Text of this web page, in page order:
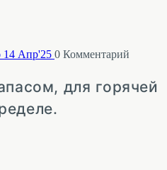
14 Апр'25 0 Комментарий
для горячей